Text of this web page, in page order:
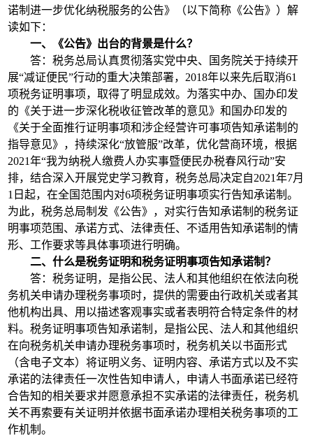
诺制进一步优化纳税服务的公告》（以下简称《公告》）解
读如下：
一、《公告》出台的背景是什么？
答：税务总局认真贯彻落实党中央、国务院关于持续开
展“减证便民”行动的重大决策部署，2018年以来先后取消61
项税务证明事项，取得了明显成效。为落实中办、国办印发
的《关于进一步深化税收征管改革的意见》和国办印发的
《关于全面推行证明事项和涉企经营许可事项告知承诺制的
指导意见》，持续深化“放管服”改革，优化营商环境，根据
2021年“我为纳税人缴费人办实事暨便民办税春风行动”安
排，结合深入开展党史学习教育，税务总局决定自2021年7月
1日起，在全国范围内对6项税务证明事项实行告知承诺制。
为此，税务总局制发《公告》，对实行告知承诺制的税务证
明事项范围、承诺方式、法律责任、不适用告知承诺制的情
形、工作要求等具体事项进行明确。
二、什么是税务证明和税务证明事项告知承诺制？
答：税务证明，是指公民、法人和其他组织在依法向税
务机关申请办理税务事项时，提供的需要由行政机关或者其
他机构出具、用以描述客观事实或者表明符合特定条件的材
料。税务证明事项告知承诺制，是指公民、法人和其他组织
在向税务机关申请办理税务事项时，税务机关以书面形式
（含电子文本）将证明义务、证明内容、承诺方式以及不实
承诺的法律责任一次性告知申请人，申请人书面承诺已经符
合告知的相关要求并愿意承担不实承诺的法律责任，税务机
关不再索要有关证明并依据书面承诺办理相关税务事项的工
作机制。